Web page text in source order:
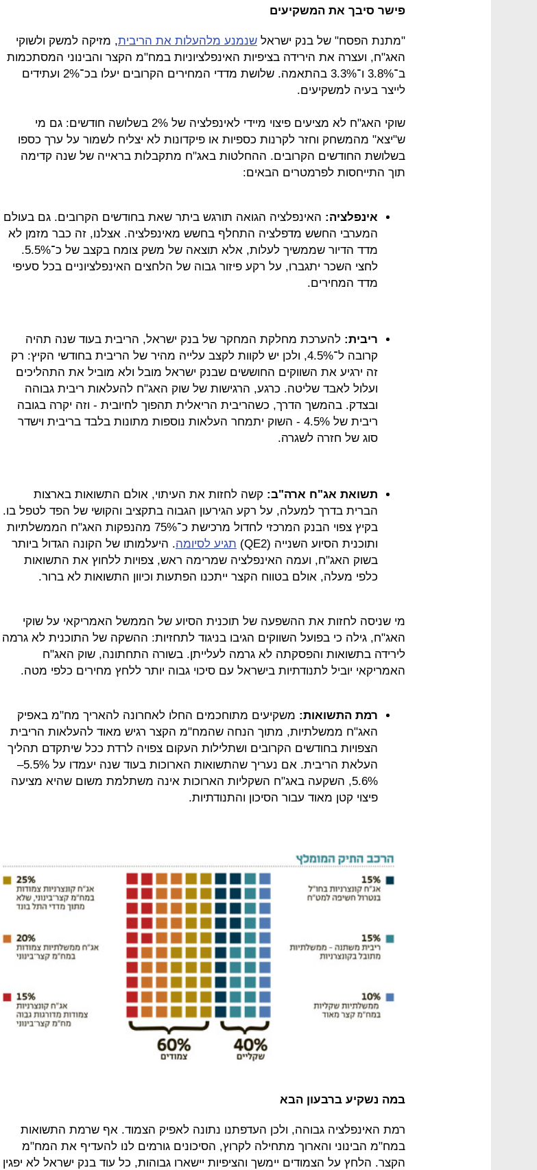
פישר סיבך את המשקיעים
"מתנת הפסח" של בנק ישראל שנמנע מלהעלות את הריבית, מזיקה למשק ולשוקי
האג"ח, ועצרה את הירידה בציפיות האינפלציוניות במח"מ הקצר והבינוני המסתכמות
ב־3.8% ו־3.3% בהתאמה. שלושת מדדי המחירים הקרובים יעלו בכ־2% ועתידים
לייצר בעיה למשקיעים.
שוקי האג"ח לא מציעים פיצוי מיידי לאינפלציה של 2% בשלושה חודשים: גם מי
ש"יצא" מהמשחק וחזר לקרנות כספיות או פיקדונות לא יצליח לשמור על ערך כספו
בשלושת החודשים הקרובים. ההחלטות באג"ח מתקבלות בראייה של שנה קדימה
תוך התייחסות לפרמטרים הבאים:
אינפלציה: האינפלציה הגואה תורגש ביתר שאת בחודשים הקרובים. גם בעולם
המערבי החשש מדפלציה התחלף בחשש מאינפלציה. אצלנו, זה כבר מזמן לא
מדד הדיור שממשיך לעלות, אלא תוצאה של משק צומח בקצב של כ־5.5%.
לחצי השכר יתגברו, על רקע פיזור גבוה של הלחצים האינפלציוניים בכל סעיפי
מדד המחירים.
ריבית: להערכת מחלקת המחקר של בנק ישראל, הריבית בעוד שנה תהיה
קרובה ל־4.5%, ולכן יש לקוות לקצב עלייה מהיר של הריבית בחודשי הקיץ: רק
זה ירגיע את השווקים החוששים שבנק ישראל מובל ולא מוביל את התהליכים
ועלול לאבד שליטה. כרגע, הרגישות של שוק האג"ח להעלאות ריבית גבוהה
ובצדק. בהמשך הדרך, כשהריבית הריאלית תהפוך לחיובית - וזה יקרה בגובה
ריבית של 4.5% - השוק יתמחר העלאות נוספות מתונות בלבד בריבית וישדר
סוג של חזרה לשגרה.
תשואת אג"ח ארה"ב: קשה לחזות את העיתוי, אולם התשואות בארצות
הברית בדרך למעלה, על רקע הגירעון הגבוה בתקציב והקושי של הפד לטפל בו.
בקיץ צפוי הבנק המרכזי לחדול מרכישת כ־75% מהנפקות האג"ח הממשלתיות
ותוכנית הסיוע השנייה (QE2)
תגיע לסיומה. היעלמותו של הקונה הגדול ביותר
בשוק האג"ח, ועמה האינפלציה שמרימה ראש, צפויות ללחוץ את התשואות
כלפי מעלה, אולם בטווח הקצר ייתכנו הפתעות וכיוון התשואות לא ברור.
מי שניסה לחזות את ההשפעה של תוכנית הסיוע של הממשל האמריקאי על שוקי
האג"ח, גילה כי בפועל השווקים הגיבו בניגוד לתחזיות: ההשקה של התוכנית לא גרמה
לירידה בתשואות והפסקתה לא גרמה לעלייתן. בשורה התחתונה, שוק האג"ח
האמריקאי יוביל לתנודתיות בישראל עם סיכוי גבוה יותר ללחץ מחירים כלפי מטה.
רמת התשואות: משקיעים מתוחכמים החלו לאחרונה להאריך מח"מ באפיק
האג"ח ממשלתיות, מתוך הנחה שהמח"מ הקצר רגיש מאוד להעלאות הריבית
הצפויות בחודשים הקרובים ושתלילות העקום צפויה לרדת ככל שיתקדם תהליך
העלאת הריבית. אם נעריך שהתשואות הארוכות בעוד שנה יעמדו על 5.5%–
5.6%, השקעה באג"ח השקליות הארוכות אינה משתלמת משום שהיא מציעה
פיצוי קטן מאוד עבור הסיכון והתנודתיות.
במה נשקיע ברבעון הבא
רמת האינפלציה גבוהה, ולכן העדפתנו נתונה לאפיק הצמוד. אף שרמת התשואות
במח"מ הבינוני והארוך מתחילה לקרוץ, הסיכונים גורמים לנו להעדיף את המח"מ
הקצר. הלחץ על הצמודים יימשך והציפיות יישארו גבוהות, כל עוד בנק ישראל לא יפגין